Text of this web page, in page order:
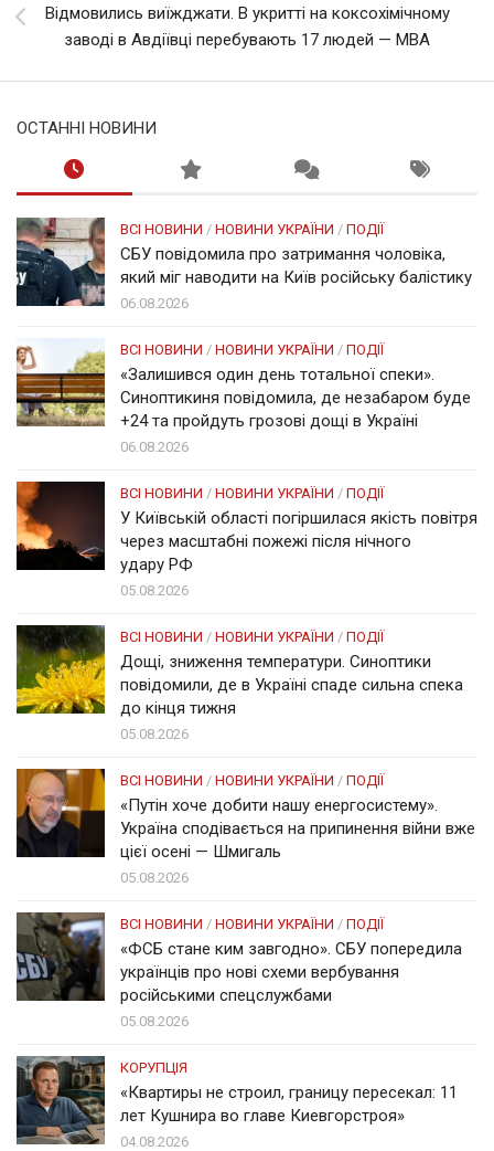
Відмовились виїжджати. В укритті на коксохімічному
заводі в Авдіївці перебувають 17 людей — МВА
ОСТАННІ НОВИНИ
ВСІ НОВИНИ / НОВИНИ УКРАЇНИ / ПОДІЇ
СБУ повідомила про затримання чоловіка,
який міг наводити на Київ російську балістику
06.08.2026
ВСІ НОВИНИ / НОВИНИ УКРАЇНИ / ПОДІЇ
«Залишився один день тотальної спеки».
Синоптикиня повідомила, де незабаром буде
+24 та пройдуть грозові дощі в Україні
06.08.2026
ВСІ НОВИНИ / НОВИНИ УКРАЇНИ / ПОДІЇ
У Київській області погіршилася якість повітря
через масштабні пожежі після нічного
удару РФ
05.08.2026
ВСІ НОВИНИ / НОВИНИ УКРАЇНИ / ПОДІЇ
Дощі, зниження температури. Синоптики
повідомили, де в Україні спаде сильна спека
до кінця тижня
05.08.2026
ВСІ НОВИНИ / НОВИНИ УКРАЇНИ / ПОДІЇ
«Путін хоче добити нашу енергосистему».
Україна сподівається на припинення війни вже
цієї осені — Шмигаль
05.08.2026
ВСІ НОВИНИ / НОВИНИ УКРАЇНИ / ПОДІЇ
«ФСБ стане ким завгодно». СБУ попередила
українців про нові схеми вербування
російськими спецслужбами
05.08.2026
КОРУПЦІЯ
«Квартиры не строил, границу пересекал: 11
лет Кушнира во главе Киевгорстроя»
04.08.2026